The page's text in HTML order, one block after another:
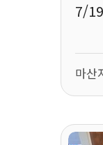
7/
마산